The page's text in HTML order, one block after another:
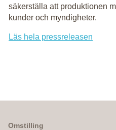
säkerställa att produktionen
kunder och myndigheter.
Läs hela pressreleasen
Omstilling